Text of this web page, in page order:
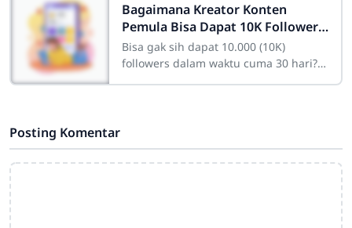
Bagaimana Kreator Konten
Pemula Bisa Dapat 10K Followers
dalam Sebulan
Bisa gak sih dapat 10.000 (10K)
followers dalam waktu cuma 30 hari?
Posting Komentar